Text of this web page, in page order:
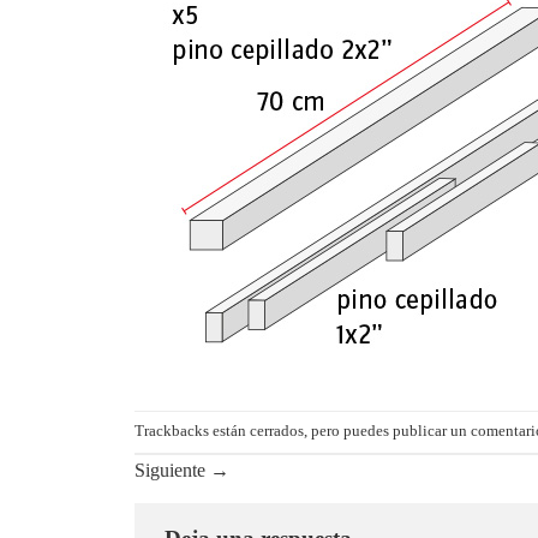
Trackbacks están cerrados, pero puedes publicar un
Siguiente →